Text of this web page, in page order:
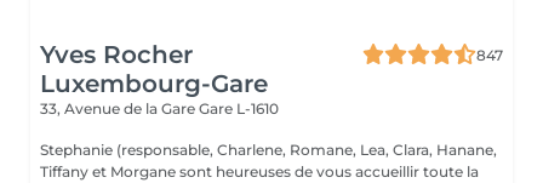
Yves Rocher
Luxembourg-Gare
847
33, Avenue de la Gare Gare L-1610
Stephanie (responsable, Charlene, Romane, Lea, Clara, Hanane,
Tiffany et Morgane sont heureuses de vous accueillir toute la